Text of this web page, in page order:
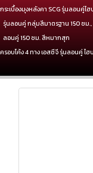
กระเบื้องมุงหลังคา SCG รุ่นลอนคู่ไฮ
รุ่นลอนคู่ กลุ่มสีมาตรฐาน 150 ซม.,
ลอนคู่ 150 ซม. สีหมากสุก
ครอบโค้ง 4 ทาง เอสซีจี รุ่นลอนคู่ ไ